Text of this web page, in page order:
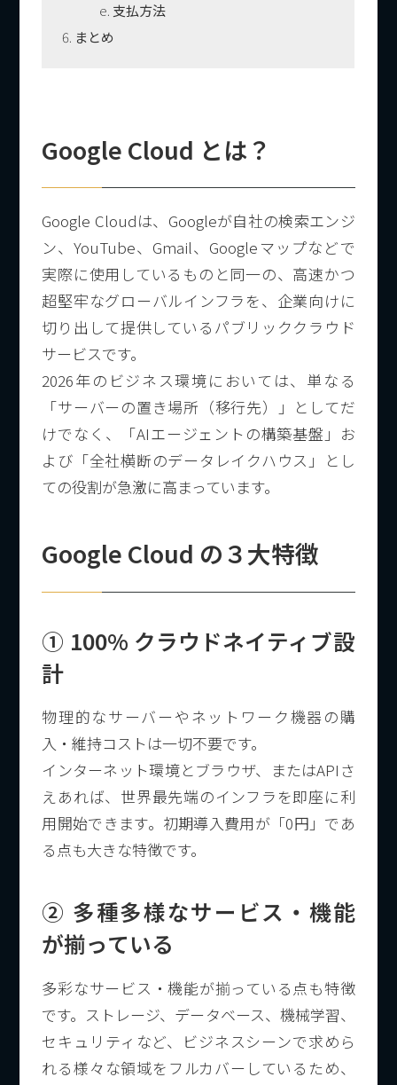
支払方法
まとめ
Google Cloud とは？
Google Cloudは、Googleが自社の検索エンジ
ン、YouTube、Gmail、Googleマップなどで
実際に使用しているものと同一の、高速かつ
超堅牢なグローバルインフラを、企業向けに
切り出して提供しているパブリッククラウド
サービスです。
2026年のビジネス環境においては、単なる
「サーバーの置き場所（移行先）」としてだ
けでなく、「AIエージェントの構築基盤」お
よび「全社横断のデータレイクハウス」とし
ての役割が急激に高まっています。
Google Cloud の３大特徴
① 100% クラウドネイティブ設
計
物理的なサーバーやネットワーク機器の購
入・維持コストは一切不要です。
インターネット環境とブラウザ、またはAPIさ
えあれば、世界最先端のインフラを即座に利
用開始できます。初期導入費用が「0円」であ
る点も大きな特徴です。
② 多種多様なサービス・機能
が揃っている
多彩なサービス・機能が揃っている点も特徴
です。ストレージ、データベース、機械学習、
セキュリティなど、ビジネスシーンで求めら
れる様々な領域をフルカバーしているため、